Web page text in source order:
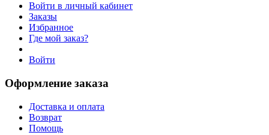
Войти в личный кабинет
Заказы
Избранное
Где мой заказ?
Войти
Оформление заказа
Доставка и оплата
Возврат
Помощь